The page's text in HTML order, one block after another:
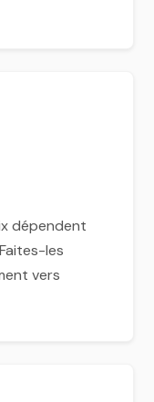
dépendent
les
vers